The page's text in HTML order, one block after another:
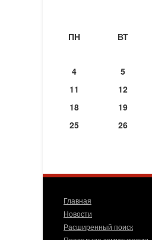
ПН
ВТ
4
5
11
12
18
19
25
26
Главная
Новости
Расширенный поиск